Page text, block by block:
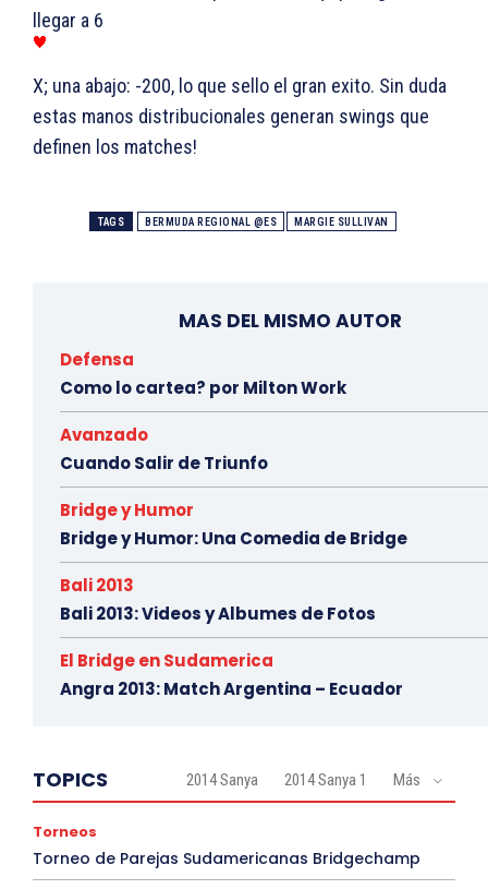
llegar a 6
X; una abajo: -200, lo que sello el gran exito. Sin duda
estas manos distribucionales generan swings que
definen los matches!
TAGS BERMUDA REGIONAL @ES MARGIE SULLIVAN
MAS DEL MISMO AUTOR
Defensa
Como lo cartea? por Milton Work
Avanzado
Cuando Salir de Triunfo
Bridge y Humor
Bridge y Humor: Una Comedia de Bridge
Bali 2013
Bali 2013: Videos y Albumes de Fotos
El Bridge en Sudamerica
Angra 2013: Match Argentina – Ecuador
TOPICS 2014 Sanya 2014 Sanya 1 Más
Torneos
Torneo de Parejas Sudamericanas Bridgechamp